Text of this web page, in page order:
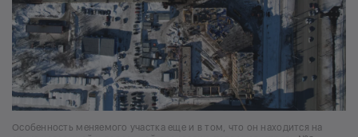
Особенность меняемого участка еще и в том, что он находится на